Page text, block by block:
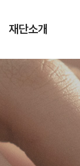
재단소개
CI·슬로건 소개